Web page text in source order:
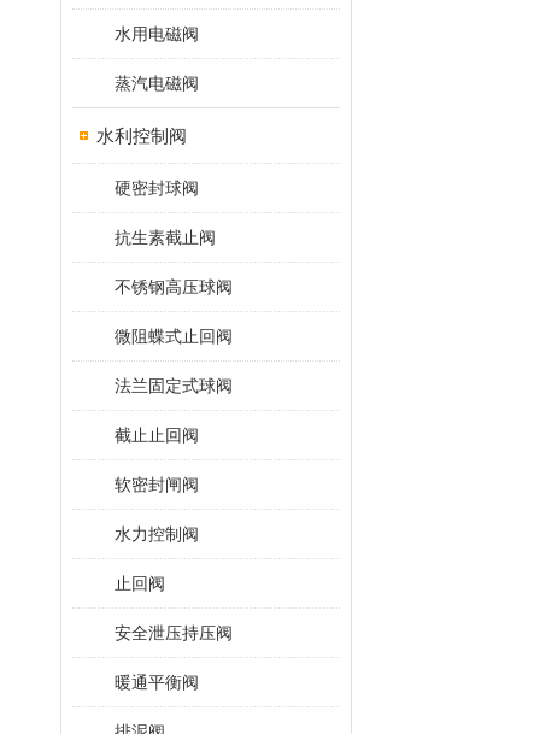
水用电磁阀
蒸汽电磁阀
水利控制阀
硬密封球阀
抗生素截止阀
不锈钢高压球阀
微阻蝶式止回阀
法兰固定式球阀
截止止回阀
软密封闸阀
水力控制阀
止回阀
安全泄压持压阀
暖通平衡阀